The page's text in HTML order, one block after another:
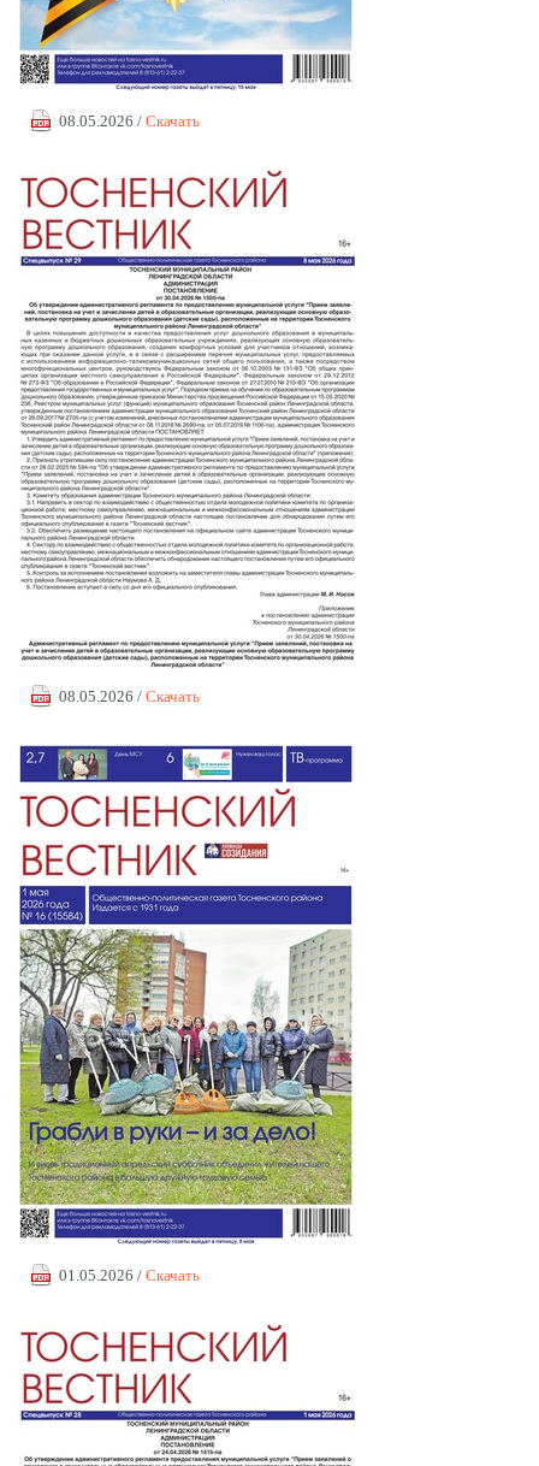
08.05.2026 / Скачать
08.05.2026 / Скачать
01.05.2026 / Скачать